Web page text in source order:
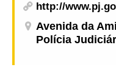
http://
Avenida da
Polícia